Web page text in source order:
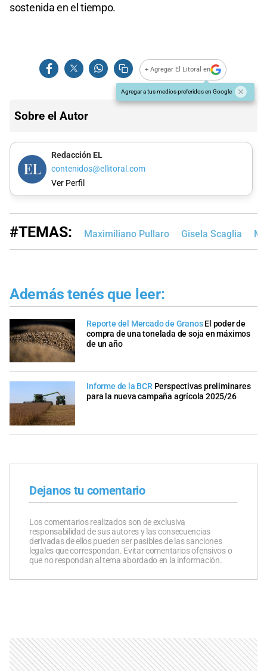
sostenida en el tiempo.
+ Agregar El Litoral en
Agregar a tus medios preferidos en Google
Sobre el Autor
Redacción EL
contenidos@ellitoral.com
Ver Perfil
#TEMAS: Maximiliano Pullaro Gisela Scaglia
Además tenés que leer:
Reporte del Mercado de Granos El poder de
compra de una tonelada de soja en máximos
de un año
Informe de la BCR Perspectivas preliminares
para la nueva campaña agrícola 2025/26
Dejanos tu comentario
Los comentarios realizados son de exclusiva
responsabilidad de sus autores y las consecuencias
derivadas de ellos pueden ser pasibles de las sanciones
legales que correspondan. Evitar comentarios ofensivos o
que no respondan al tema abordado en la información.